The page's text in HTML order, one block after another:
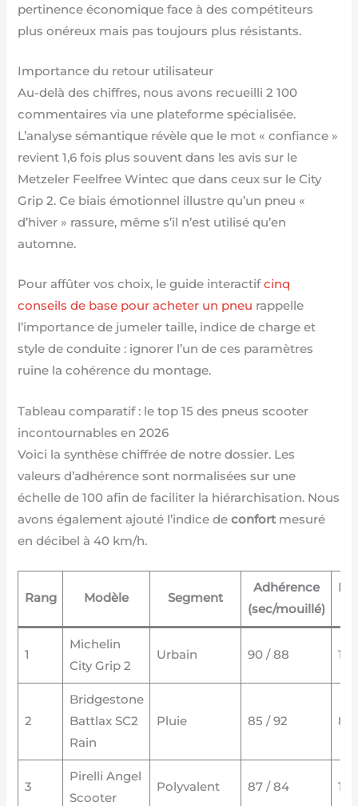
pertinence économique face à des compétiteurs
plus onéreux mais pas toujours plus résistants.
Importance du retour utilisateur
Au-delà des chiffres, nous avons recueilli 2 100
commentaires via une plateforme spécialisée.
L’analyse sémantique révèle que le mot « confiance »
revient 1,6 fois plus souvent dans les avis sur le
Metzeler Feelfree Wintec que dans ceux sur le City
Grip 2. Ce biais émotionnel illustre qu’un pneu «
d’hiver » rassure, même s’il n’est utilisé qu’en
automne.
Pour affûter vos choix, le guide interactifcinq
conseils de base pour acheter un pneu rappelle
l’importance de jumeler taille, indice de charge et
style de conduite : ignorer l’un de ces paramètres
ruine la cohérence du montage.
Tableau comparatif : le top 15 des pneus scooter
incontournables en 2026
Voici la synthèse chiffrée de notre dossier. Les
valeurs d’adhérence sont normalisées sur une
échelle de 100 afin de faciliter la hiérarchisation. Nous
avons également ajouté l’indice deconfort mesuré
en décibel à 40 km/h.
Rang Modèle Segment
Adhérence
(sec/mouillé)
1
Michelin
City Grip 2
Urbain 90 / 88 10
2
Bridgestone
Battlax SC2
Rain
Pluie 85 / 92 8
3
Pirelli Angel
Scooter
Polyvalent 87 / 84 11